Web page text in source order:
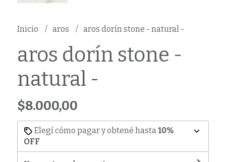
Inicio aros aros dorín stone - natural -
aros dorín stone -
natural -
$8.000,00
Elegí cómo pagar y obtené hasta10%
OFF